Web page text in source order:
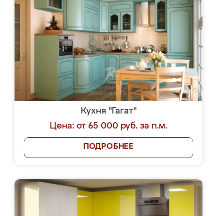
Кухня "Гагат"
Цена: от 65 000 руб. за п.м.
ПОДРОБНЕЕ